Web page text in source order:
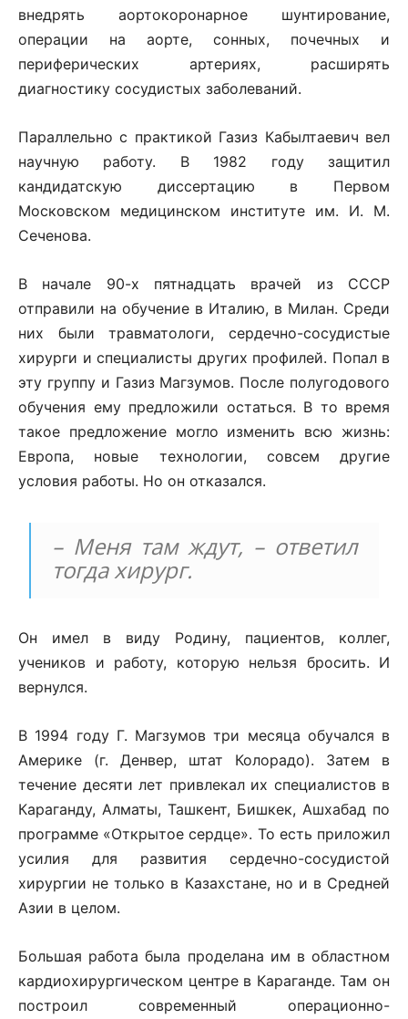
внедрять аортокоронарное шунтирование,
операции на аорте, сонных, почечных и
периферических артериях, расширять
диагностику сосудистых заболеваний.
Параллельно с практикой Газиз Кабылтаевич вел
научную работу. В 1982 году защитил
кандидатскую диссертацию в Первом
Московском медицинском институте им. И. М.
Сеченова.
В начале 90-х пятнадцать врачей из СССР
отправили на обучение в Италию, в Милан. Среди
них были травматологи, сердечно-сосудистые
хирурги и специалисты других профилей. Попал в
эту группу и Газиз Магзумов. После полугодового
обучения ему предложили остаться. В то время
такое предложение могло изменить всю жизнь:
Европа, новые технологии, совсем другие
условия работы. Но он отказался.
– Меня там ждут, – ответил
тогда хирург.
Он имел в виду Родину, пациентов, коллег,
учеников и работу, которую нельзя бросить. И
вернулся.
В 1994 году Г. Магзумов три месяца обучался в
Америке (г. Денвер, штат Колорадо). Затем в
течение десяти лет привлекал их специалистов в
Караганду, Алматы, Ташкент, Бишкек, Ашхабад по
программе «Открытое сердце». То есть приложил
усилия для развития сердечно-сосудистой
хирургии не только в Казахстане, но и в Средней
Азии в целом.
Большая работа была проделана им в областном
кардиохирургическом центре в Караганде. Там он
построил современный операционно-